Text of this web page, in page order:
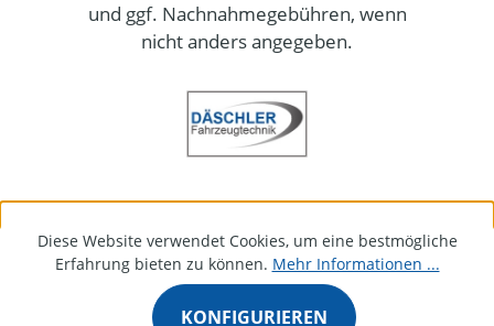
und ggf. Nachnahmegebühren, wenn
nicht anders angegeben.
Diese Website verwendet Cookies, um eine bestmögliche
Erfahrung bieten zu können. Mehr Informationen ...
KONFIGURIEREN